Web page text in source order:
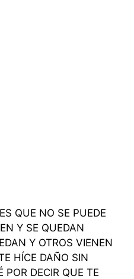
QUE NO SE PUEDE
Y SE QUEDAN
Y OTROS VIENEN
HÍCE DAÑO SIN
POR DECIR QUE TE